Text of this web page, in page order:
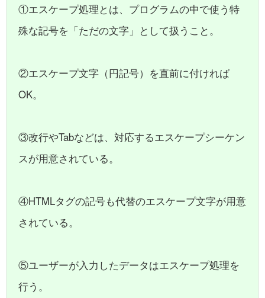
①エスケープ処理とは、プログラムの中で使う特
殊な記号を「ただの文字」として扱うこと。
②エスケープ文字（円記号）を直前に付ければ
OK。
③改行やTabなどは、対応するエスケープシーケン
スが用意されている。
④HTMLタグの記号も代替のエスケープ文字が用意
されている。
⑤ユーザーが入力したデータはエスケープ処理を
行う。